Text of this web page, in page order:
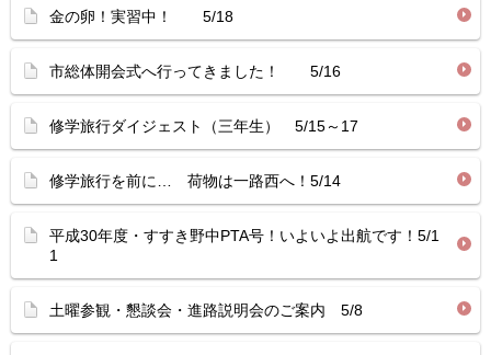
金の卵！実習中！ 5/18
市総体開会式へ行ってきました！ 5/16
修学旅行ダイジェスト（三年生） 5/15～17
修学旅行を前に… 荷物は一路西へ！5/14
平成30年度・すすき野中PTA号！いよいよ出航です！5/1
1
土曜参観・懇談会・進路説明会のご案内 5/8